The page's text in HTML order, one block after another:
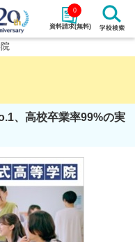
資料請求(無料)
0
特徴から探す
道・東北
・甲信越
、高校卒業率99%の実